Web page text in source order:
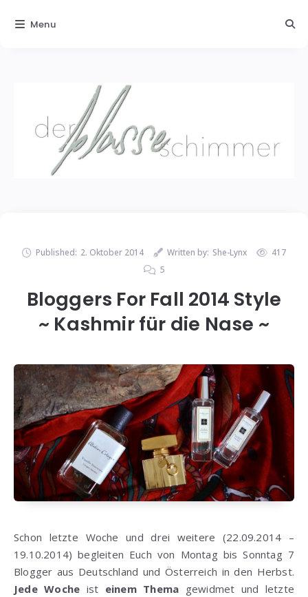
Published: 2. Oktober 2014 Written by: She-Lynx
417
5
Bloggers For Fall 2014 Style
~ Kashmir für die Nase ~
Schon letzte Woche und drei weitere (22.09.2014 –
19.10.2014) begleiten Euch von Montag bis Sonntag 7
Blogger aus Deutschland und Österreich in den Herbst.
Jede Woche ist einem Thema gewidmet und letzte
Menu